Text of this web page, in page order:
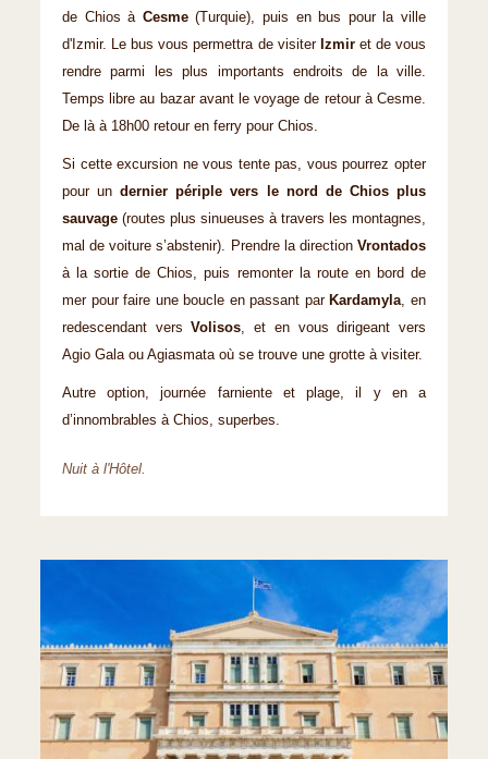
de Chios à Cesme(Turquie), puis en bus pour la ville
d'Izmir. Le bus vous permettra de visiter Izmiret de vous
rendre parmi les plus importants endroits de la ville.
Temps libre au bazar avant le voyage de retour à Cesme.
De là à 18h00 retour en ferry pour Chios.
Si cette excursion ne vous tente pas, vous pourrez opter
pour undernier périple vers le nord de Chios plus
sauvage (routes plus sinueuses à travers les montagnes,
mal de voiture s’abstenir). Prendre la direction Vrontados
à la sortie de Chios, puis remonter la route en bord de
mer pour faire une boucle en passant par Kardamyla, en
redescendant versVolisos, et en vous dirigeant vers
Agio Gala ou Agiasmata où se trouve une grotte à visiter.
Autre option, journée farniente et plage, il y en a
d’innombrables à Chios, superbes.
Nuit à l'Hôtel.